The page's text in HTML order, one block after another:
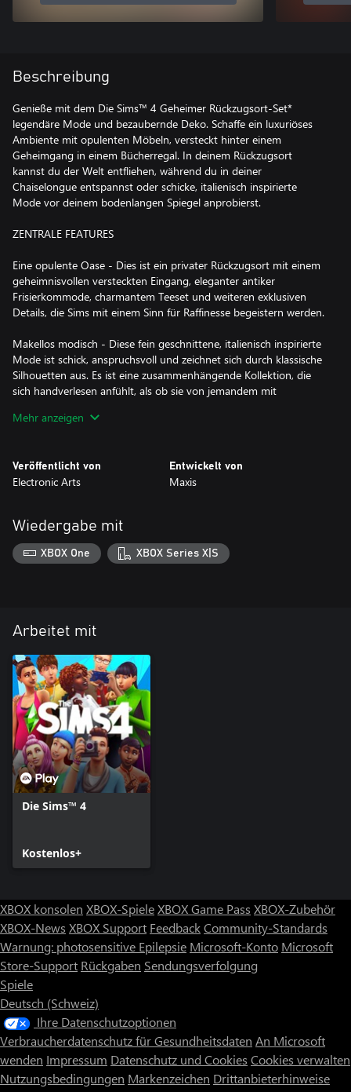
Beschreibung
Genieße mit dem Die Sims™ 4 Geheimer Rückzugsort-Set*
legendäre Mode und bezaubernde Deko. Schaffe ein luxuriöses
Ambiente mit opulenten Möbeln, versteckt hinter einem
Geheimgang in einem Bücherregal. In deinem Rückzugsort
kannst du der Welt entfliehen, während du in deiner
Chaiselongue entspannst oder schicke, italienisch inspirierte
Mode vor deinem bodenlangen Spiegel anprobierst.
ZENTRALE FEATURES
Eine opulente Oase - Dies ist ein privater Rückzugsort mit einem
geheimnisvollen versteckten Eingang, eleganter antiker
Frisierkommode, charmantem Teeset und weiteren exklusiven
Details, die Sims mit einem Sinn für Raffinesse begeistern werden.
Makellos modisch - Diese fein geschnittene, italienisch inspirierte
Mode ist schick, anspruchsvoll und zeichnet sich durch klassische
Silhouetten aus. Es ist eine zusammenhängende Kollektion, die
sich handverlesen anfühlt, als ob sie von jemandem mit
unter ea.com/de-de/legal.
Mehr anzeigen
Veröffentlicht von
Electronic Arts
Entwickelt von
Maxis
Wiedergabe mit
XBOX One XBOX Series X|S
Arbeitet mit
Die Sims™ 4
Kostenlos+
XBOX konsolen XBOX-SpieleXBOX Game Pass XBOX-Zubehör
XBOX-News XBOX Support FeedbackCommunity-Standards
Warnung: photosensitive Epilepsie Microsoft-Konto Microsoft
Store-Support Rückgaben Sendungsverfolgung
Spiele
Deutsch (Schweiz)
Ihre Datenschutzoptionen
Verbraucherdatenschutz für Gesundheitsdaten An Microsoft
wenden Impressum Datenschutz und Cookies Cookies verwalten
Nutzungsbedingungen Markenzeichen Drittanbieterhinweise